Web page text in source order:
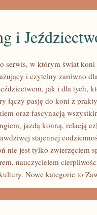
i
serwis, w którym świat
i czytelny zarówno
jak i dla tych,
łączy pasję do koni z
oraz fascynacją
jazdą konną, relacją
stajennej
nie jest tylko zwierzęciem
nauczycielem
Nowe kategorie to